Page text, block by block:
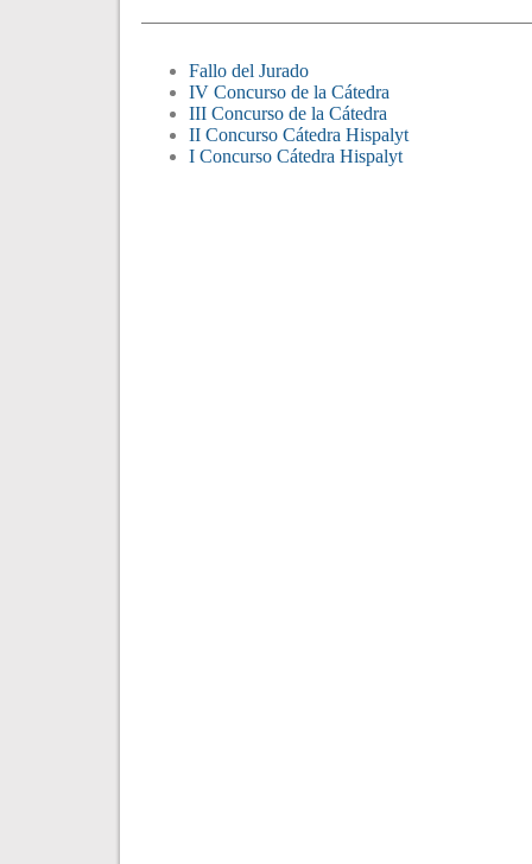
Fallo del Jurado
IV Concurso de la Cátedra
III Concurso de la Cátedra
II Concurso Cátedra Hispalyt
I Concurso Cátedra Hispalyt